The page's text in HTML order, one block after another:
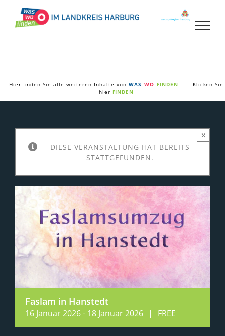
Inhalt
springen
Hier finden Sie alle weiteren Inhalte von WAS WO FINDEN
Klicken Sie
hier FINDEN
DIESE VERANSTALTUNG HAT BEREITS
STATTGEFUNDEN.
×
Faslam in Hanstedt
16 Januar 2026- 18 Januar 2026 | FREE